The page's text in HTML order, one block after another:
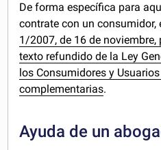
De forma específica para
contrate con un consumidor,
1/2007, de 16 de noviembre,
texto refundido de la Ley
los Consumidores y
complementarias.
Ayuda de un